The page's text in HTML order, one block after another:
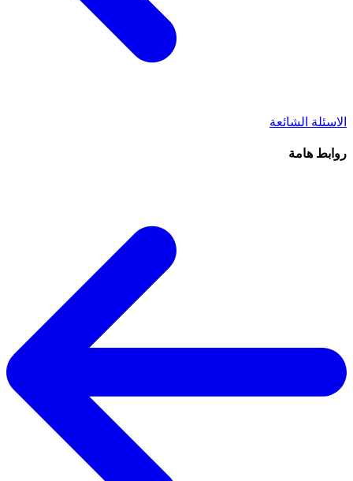
الاسئلة الشائعة
روابط هامة